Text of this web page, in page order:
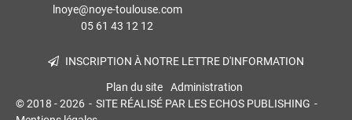
lnoye@noye-toulouse.com
05 61 43 12 12
INSCRIPTION À NOTRE LETTRE D'INFORMATION
Plan du site
Administration
© 2018 - 2026
SITE RÉALISÉ PAR LES ECHOS PUBLISHING